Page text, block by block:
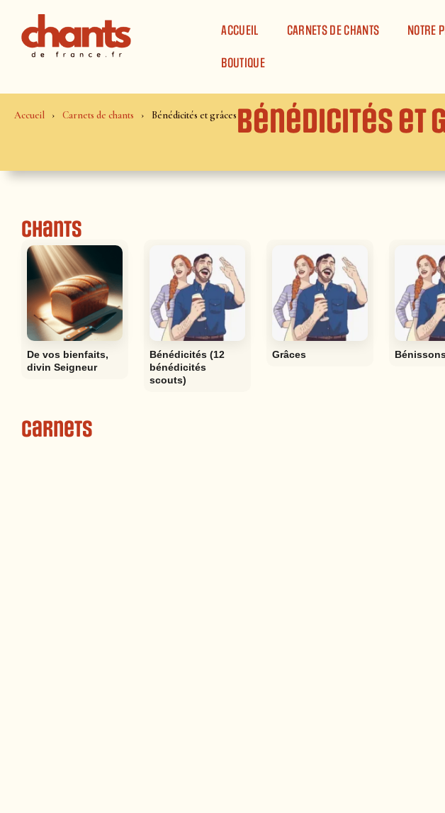
ACCUEIL
CARNETS DE CHANTS NOTRE
BOUTIQUE
Accueil Carnets de chants Bénédicités et grâcesBénédicités et
Chants
De vos bienfaits,
divin Seigneur
Bénédicités (12
bénédicités
scouts)
Grâces
Carnets